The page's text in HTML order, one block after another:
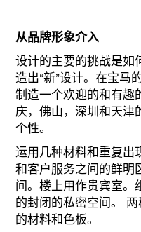
从品牌形象介入
设计的主要的挑战是如
造出“新”设计。在宝马
制造一个欢迎的和有趣
庆，佛山，深圳和天津
个性。
运用几种材料和重复出
和客户服务之间的鲜明
间。楼上用作贵宾室。
的封闭的私密空间。
的材料和色板。